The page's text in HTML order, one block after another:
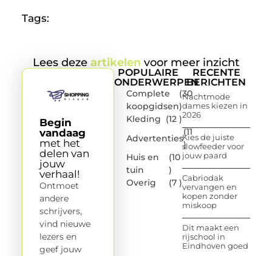
Tags:
Lees deze artikelen voor meer inzicht
POPULAIRE
ONDERWERPEN
Complete
koopgidsen
(30
)
Kleding (12 )
Advertenties
(11
)
Huis en
tuin
(10
)
Overig
(7 )
RECENTE
BERICHTEN
Nachtmode
dames kiezen in
2026
Kies de juiste
slowfeeder voor
jouw paard
Cabriodak
vervangen en
kopen zonder
miskoop
Dit maakt een
rijschool in
Eindhoven goed
Begin
vandaag
met het
delen van
jouw
verhaal!
Ontmoet
andere
schrijvers,
vind nieuwe
lezers en
geef jouw